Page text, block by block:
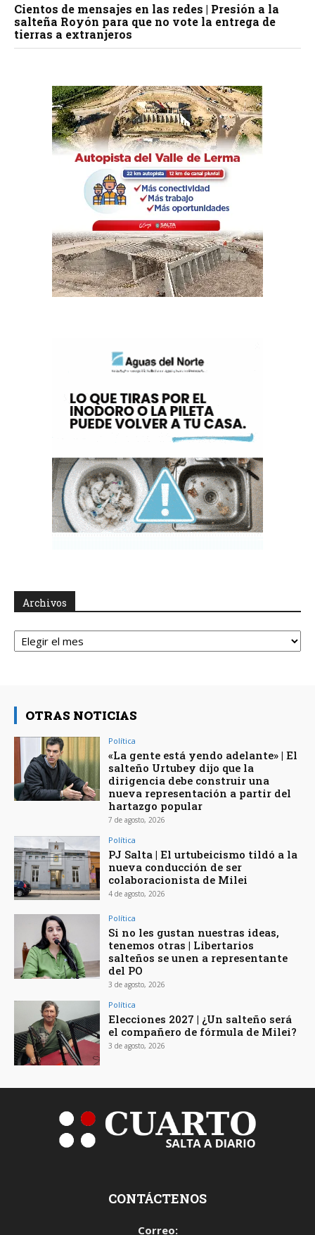
Cientos de mensajes en las redes | Presión a la
salteña Royón para que no vote la entrega de
tierras a extranjeros
Archivos
Archivos
OTRAS NOTICIAS
Política
«La gente está yendo adelante» | El
salteño Urtubey dijo que la
dirigencia debe construir una
nueva representación a partir del
hartazgo popular
7 de agosto, 2026
Política
PJ Salta | El urtubeicismo tildó a la
nueva conducción de ser
colaboracionista de Milei
4 de agosto, 2026
Política
Si no les gustan nuestras ideas,
tenemos otras | Libertarios
salteños se unen a representante
del PO
3 de agosto, 2026
Política
Elecciones 2027 | ¿Un salteño será
el compañero de fórmula de Milei?
3 de agosto, 2026
CONTÁCTENOS
Correo: